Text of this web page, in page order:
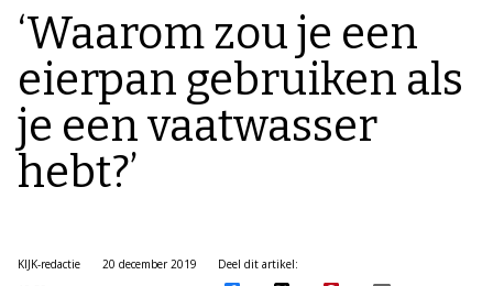
‘Waarom zou je een
eierpan gebruiken als
je een vaatwasser
hebt?’
KIJK-redactie
20 december 2019
Deel dit artikel: